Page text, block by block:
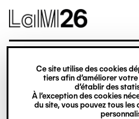
Gestion des cookies
Ce site utilise des cookies
tiers afin d’améliorer
d’établir des
À l’exception des cookies
du site, vous pouvez tous les
contenu